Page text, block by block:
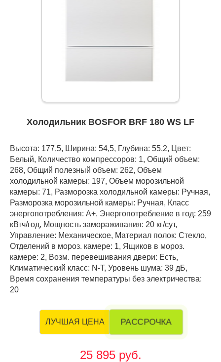
Холодильник BOSFOR BRF 180 WS LF
Высота: 177,5, Ширина: 54,5, Глубина: 55,2, Цвет:
Белый, Количество компрессоров: 1, Общий объем:
268, Общий полезный объем: 262, Объем
холодильной камеры: 197, Объем морозильной
камеры: 71, Разморозка холодильной камеры: Ручная,
Разморозка морозильной камеры: Ручная, Класс
энергопотребления: А+, Энергопотребление в год: 259
кВтч/год, Мощность замораживания: 20 кг/сут,
Управление: Механическое, Материал полок: Стекло,
Отделений в мороз. камере: 1, Ящиков в мороз.
камере: 2, Возм. перевешивания двери: Есть,
Климатический класс: N-T, Уровень шума: 39 дБ,
Время сохранения температуры без электричества:
20
ЛУЧШАЯ ЦЕНА РАССРОЧКА
25 895 руб.